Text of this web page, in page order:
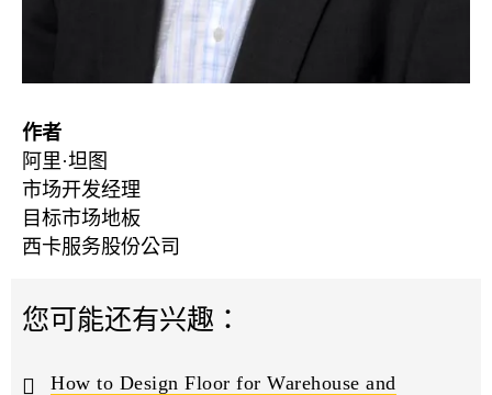
作者
阿里·坦图
市场开发经理
目标市场地板
西卡服务股份公司
您可能还有兴趣：
How to Design Floor for Warehouse and